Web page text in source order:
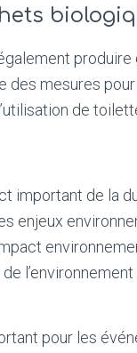
des mesures
de
important de la
enjeux
pour les